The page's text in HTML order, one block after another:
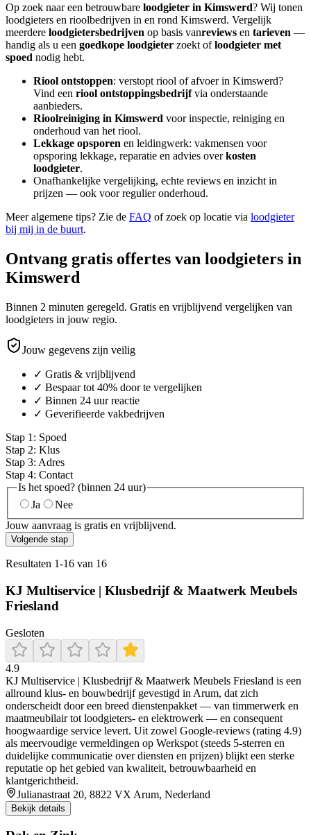
Op zoek naar een betrouwbare loodgieter in Kimswerd? Wij tonen
loodgieters en rioolbedrijven in en rond Kimswerd. Vergelijk
meerdere loodgietersbedrijven op basis vanreviews en tarieven —
handig als u een goedkope loodgieter zoekt ofloodgieter met
spoed nodig hebt.
Riool ontstoppen: verstopt riool of afvoer in Kimswerd?
Vind een riool ontstoppingsbedrijfvia onderstaande
aanbieders.
Rioolreiniging in Kimswerd voor inspectie, reiniging en
onderhoud van het riool.
Lekkage opsporen en leidingwerk: vakmensen voor
opsporing lekkage, reparatie en advies overkosten
loodgieter.
Onafhankelijke vergelijking, echte reviews en inzicht in
prijzen — ook voor regulier onderhoud.
Meer algemene tips? Zie de FAQ of zoek op locatie via loodgieter
bij mij in de buurt.
Ontvang gratis offertes van loodgieters in
Kimswerd
Binnen 2 minuten geregeld. Gratis en vrijblijvend vergelijken van
loodgieters in jouw regio.
Jouw gegevens zijn veilig
✓ Gratis & vrijblijvend
✓ Bespaar tot 40% door te vergelijken
✓ Binnen 24 uur reactie
✓ Geverifieerde vakbedrijven
Stap 1 : Spoed
Stap 2: Klus
Stap 3: Adres
Stap 4: Contact
Is het spoed? (binnen 24 uur)
Ja
Nee
Jouw aanvraag is gratis en vrijblijvend.
Volgende stap
Resultaten 1-16 van 16
KJ Multiservice | Klusbedrijf & Maatwerk Meubels
Friesland
Gesloten
4.9
KJ Multiservice | Klusbedrijf & Maatwerk Meubels Friesland is een
allround klus- en bouwbedrijf gevestigd in Arum, dat zich
onderscheidt door een breed dienstenpakket — van timmerwerk en
maatmeubilair tot loodgieters- en elektrowerk — en consequent
hoogwaardige service levert. Uit zowel Google‑reviews (rating 4.9)
als meervoudige vermeldingen op Werkspot (steeds 5‑sterren en
duidelijke communicatie over diensten en prijzen) blijkt een sterke
reputatie op het gebied van kwaliteit, betrouwbaarheid en
klantgerichtheid.
Julianastraat 20, 8822 VX Arum, Nederland
Bekijk details